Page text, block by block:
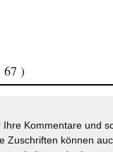
67 )
Kommentare und
Zuschriften können